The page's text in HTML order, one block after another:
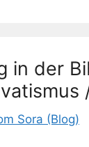
in der
Sora (Blog)